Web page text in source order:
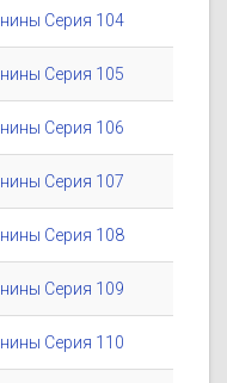
Серия 104
Серия 105
Серия 106
Серия 107
Серия 108
Серия 109
Серия 110